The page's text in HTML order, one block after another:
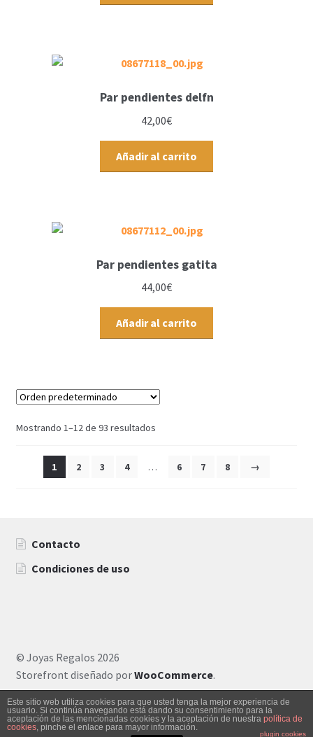
Par pendientes delfn
42,00€
Añadir al carrito
Par pendientes gatita
44,00€
Añadir al carrito
Mostrando 1–12 de 93 resultados
1 2 3 4 … 6 7 8 →
Contacto
Condiciones de uso
© Joyas Regalos 2026
Storefront diseñado porWooCommerce.
Buscar
0
Este sitio web utiliza cookies para que usted tenga la mejor experiencia de
usuario. Si continúa navegando está dando su consentimiento para la
aceptación de las mencionadas cookies y la aceptación de nuestra política de
cookies, pinche el enlace para mayor información.
plugin cookies